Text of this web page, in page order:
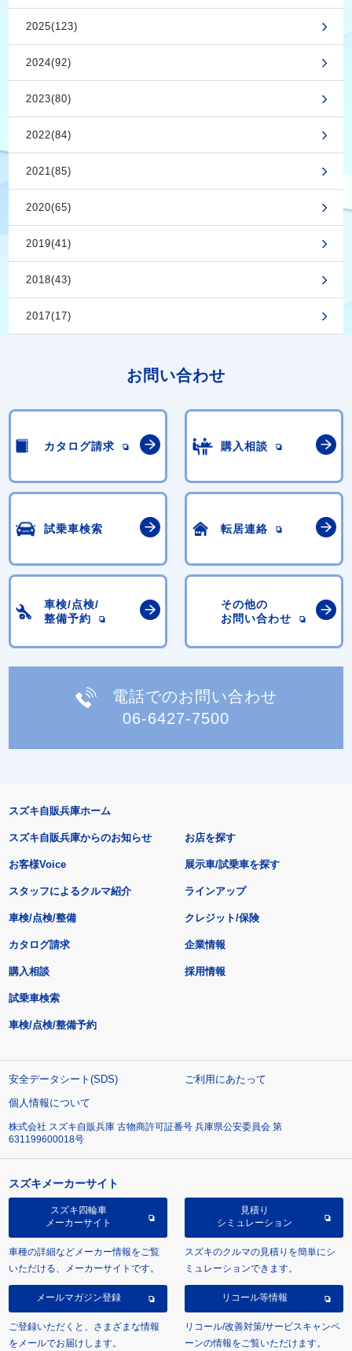
2025(123)
2024(92)
2023(80)
2022(84)
2021(85)
2020(65)
2019(41)
2018(43)
2017(17)
お問い合わせ
カタログ請求 購入相談
試乗車検索 転居連絡
車検/点検/
整備予約
その他の
お問い合わせ
電話でのお問い合わせ
06-6427-7500
スズキ自販兵庫ホーム
スズキ自販兵庫からのお知らせ
お客様Voice
スタッフによるクルマ紹介
お店を探す
展示車/試乗車を探す
ラインアップ
車検/点検/整備 クレジット/保険
カタログ請求
購入相談
試乗車検索
車検/点検/整備予約
企業情報
採用情報
安全データシート(SDS)
ご利用にあたって
個人情報について
株式会社 スズキ自販兵庫 古物商許可証番号 兵庫県公安委員会 第
631199600018号
スズキメーカーサイト
スズキ四輪車
メーカーサイト
車種の詳細などメーカー情報をご覧
いただける、メーカーサイトです。
見積り
シミュレーション
スズキのクルマの見積りを簡単にシ
ミュレーションできます。
メールマガジン登録
ご登録いただくと、さまざまな情報
をメールでお届けします。
リコール等情報
リコール/改善対策/サービスキャンペ
ーンの情報をご覧いただけます。